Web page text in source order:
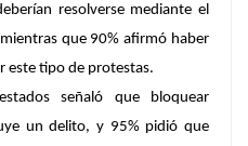
resolverse mediante el
que 90% afirmó haber
este tipo de protestas.
señaló que bloquear
un delito, y 95% pidió que